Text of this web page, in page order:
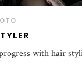
with hair